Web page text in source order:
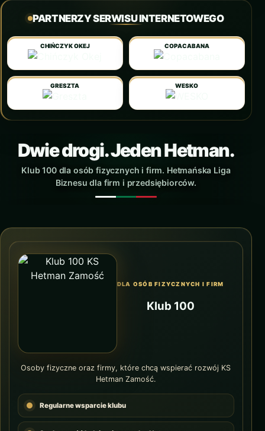
PARTNERZY SERWISU INTERNETOWEGO
CHIŃCZYK OKEJ COPACABANA
GRESZTA WESKO
Dwie drogi. Jeden Hetman.
Klub 100 dla osób fizycznych i firm. Hetmańska Liga
Biznesu dla firm i przedsiębiorców.
DLA OSÓB FIZYCZNYCH I FIRM
Klub 100
Osoby fizyczne oraz firmy, które chcą wspierać rozwój KS
Hetman Zamość.
Regularne wsparcie klubu